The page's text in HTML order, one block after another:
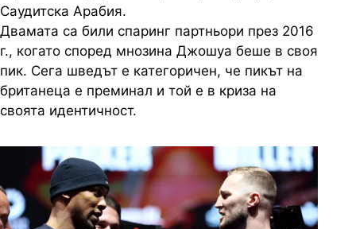
Саудитска Арабия.
Двамата са били спаринг партньори през 2016
г., когато според мнозина Джошуа беше в своя
пик. Сега шведът е категоричен, че пикът на
британеца е преминал и той е в криза на
своята идентичност.